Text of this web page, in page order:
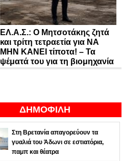
ΕΛ.Α.Σ.: Ο Μητσοτάκης ζητά
και τρίτη τετραετία για ΝΑ
ΜΗΝ ΚΑΝΕΙ τίποτα! – Τα
ψέματά του για τη βιομηχανία
ΔΗΜΟΦΙΛΗ
Στη Βρετανία απαγορεύουν τα
γυαλιά του Άδωνι σε εστιατόρια,
παμπ και θέατρα